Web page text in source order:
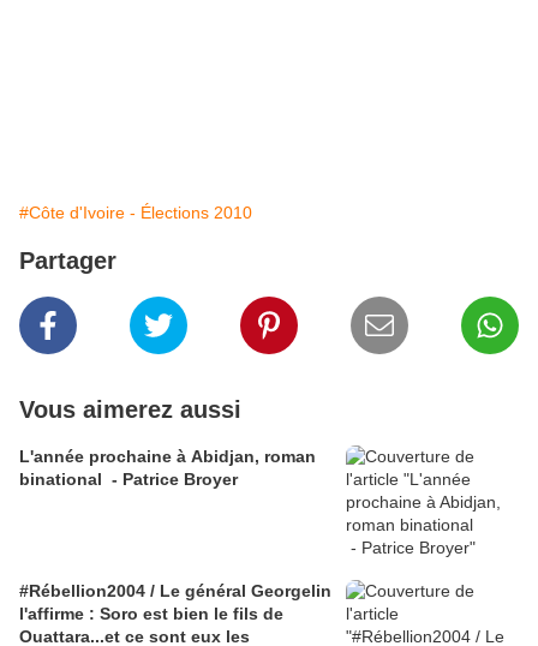
#Côte d'Ivoire - Élections 2010
Partager
Vous aimerez aussi
L'année prochaine à Abidjan, roman
binational - Patrice Broyer
#Rébellion2004 / Le général Georgelin
l'affirme : Soro est bien le fils de
Ouattara...et ce sont eux les